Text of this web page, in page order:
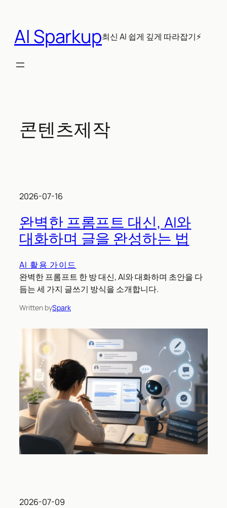
AI Sparkup최신 AI 쉽게 깊게 따라잡기⚡
콘텐츠제작
2026-07-16
완벽한 프롬프트 대신, AI와
대화하며 글을 완성하는 법
AI 활용 가이드
완벽한 프롬프트 한 방 대신, AI와 대화하며 초안을 다
듬는 세 가지 글쓰기 방식을 소개합니다.
Written bySpark
2026-07-09